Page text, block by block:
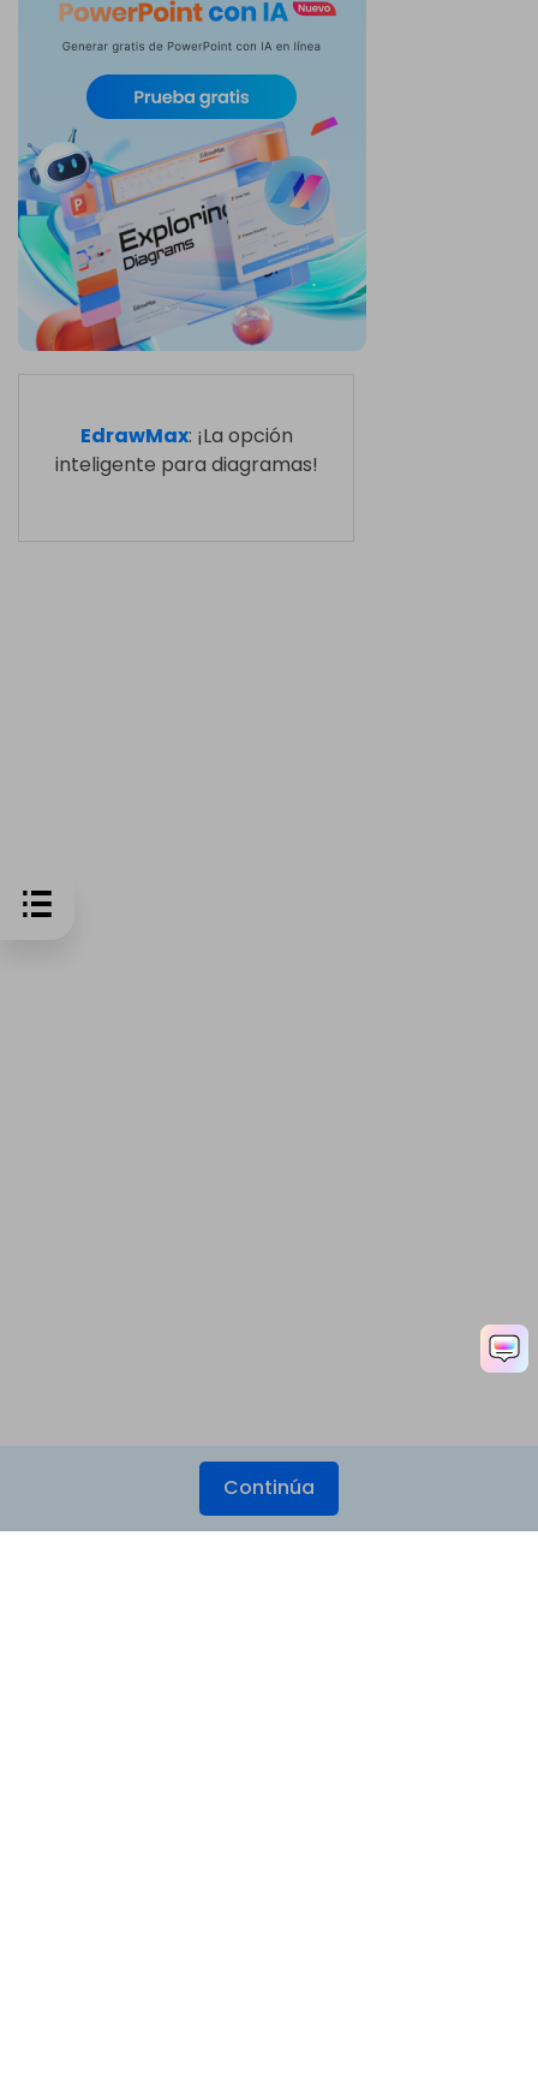
EdrawMax: ¡La opción
inteligente para diagramas!
Continúa